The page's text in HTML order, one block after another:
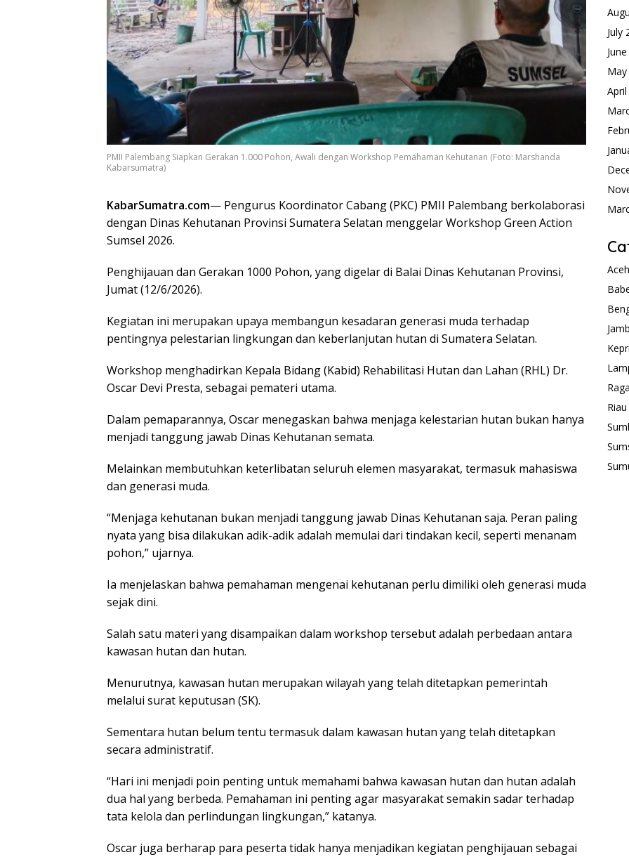
PMII Palembang Siapkan Gerakan 1.000 Pohon, Awali dengan Workshop Pemahaman Kehutanan (Foto: Marshanda
Kabarsumatra)
KabarSumatra.com— Pengurus Koordinator Cabang (PKC) PMII Palembang berkolaborasi
dengan Dinas Kehutanan Provinsi Sumatera Selatan menggelar Workshop Green Action
Sumsel 2026.
Penghijauan dan Gerakan 1000 Pohon, yang digelar di Balai Dinas Kehutanan Provinsi,
Jumat (12/6/2026).
Kegiatan ini merupakan upaya membangun kesadaran generasi muda terhadap
pentingnya pelestarian lingkungan dan keberlanjutan hutan di Sumatera Selatan.
Workshop menghadirkan Kepala Bidang (Kabid) Rehabilitasi Hutan dan Lahan (RHL) Dr.
Oscar Devi Presta, sebagai pemateri utama.
Dalam pemaparannya, Oscar menegaskan bahwa menjaga kelestarian hutan bukan hanya
menjadi tanggung jawab Dinas Kehutanan semata.
Melainkan membutuhkan keterlibatan seluruh elemen masyarakat, termasuk mahasiswa
dan generasi muda.
“Menjaga kehutanan bukan menjadi tanggung jawab Dinas Kehutanan saja. Peran paling
nyata yang bisa dilakukan adik-adik adalah memulai dari tindakan kecil, seperti menanam
pohon,” ujarnya.
Ia menjelaskan bahwa pemahaman mengenai kehutanan perlu dimiliki oleh generasi muda
sejak dini.
Salah satu materi yang disampaikan dalam workshop tersebut adalah perbedaan antara
kawasan hutan dan hutan.
Menurutnya, kawasan hutan merupakan wilayah yang telah ditetapkan pemerintah
melalui surat keputusan (SK).
Sementara hutan belum tentu termasuk dalam kawasan hutan yang telah ditetapkan
secara administratif.
“Hari ini menjadi poin penting untuk memahami bahwa kawasan hutan dan hutan adalah
dua hal yang berbeda. Pemahaman ini penting agar masyarakat semakin sadar terhadap
tata kelola dan perlindungan lingkungan,” katanya.
Oscar juga berharap para peserta tidak hanya menjadikan kegiatan penghijauan sebagai
July
Aceh
Kepri
Riau